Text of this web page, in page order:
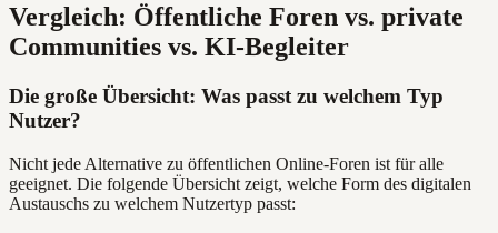
Vergleich: Öffentliche Foren vs. private
Communities vs. KI-Begleiter
Die große Übersicht: Was passt zu welchem Typ
Nutzer?
Nicht jede Alternative zu öffentlichen Online-Foren ist für alle
geeignet. Die folgende Übersicht zeigt, welche Form des digitalen
Austauschs zu welchem Nutzertyp passt: